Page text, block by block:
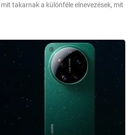
takarnak a különféle elnevezések, mit